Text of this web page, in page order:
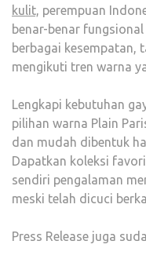
kulit, perempuan
benar-benar
berbagai kesempatan,
mengikuti tren warna
Lengkapi kebutuhan
pilihan warna Plain
dan mudah dibentuk
Dapatkan koleksi
sendiri pengalaman
meski telah dicuci
Press Release juga